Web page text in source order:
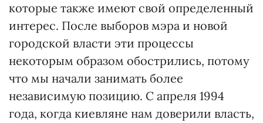
которые также имеют свой определенный
интерес. После выборов мэра и новой
городской власти эти процессы
некоторым образом обострились, потому
что мы начали занимать более
независимую позицию. С апреля 1994
года, когда киевляне нам доверили власть,